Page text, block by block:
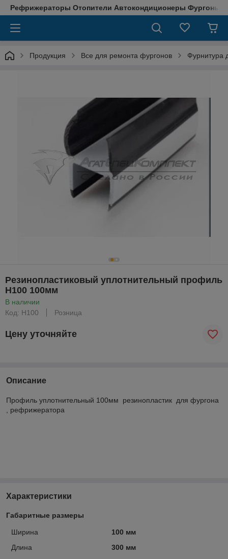
Рефрижераторы Отопители Автокондиционеры Фургоны
Продукция Все для ремонта фургонов Фурнитура
Резинопластиковый уплотнительный профиль
H100 100мм
В наличии
Код: H100
Розница
Цену уточняйте
Описание
Профиль уплотнительный 100мм резинопластик для фургона
, рефрижератора
Характеристики
Габаритные размеры
Ширина
100 мм
Длина
300 мм